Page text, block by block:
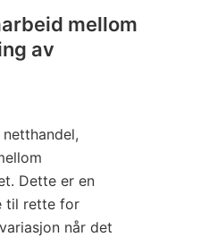
mellom
av
Dette er en
til rette for
når det